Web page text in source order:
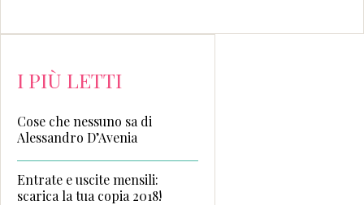
I PIÙ LETTI
Cose che nessuno sa di
Alessandro D’Avenia
Entrate e uscite mensili:
scarica la tua copia 2018!